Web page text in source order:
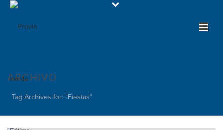
ARCHIVO
Tag Archives for: "Fiestas"